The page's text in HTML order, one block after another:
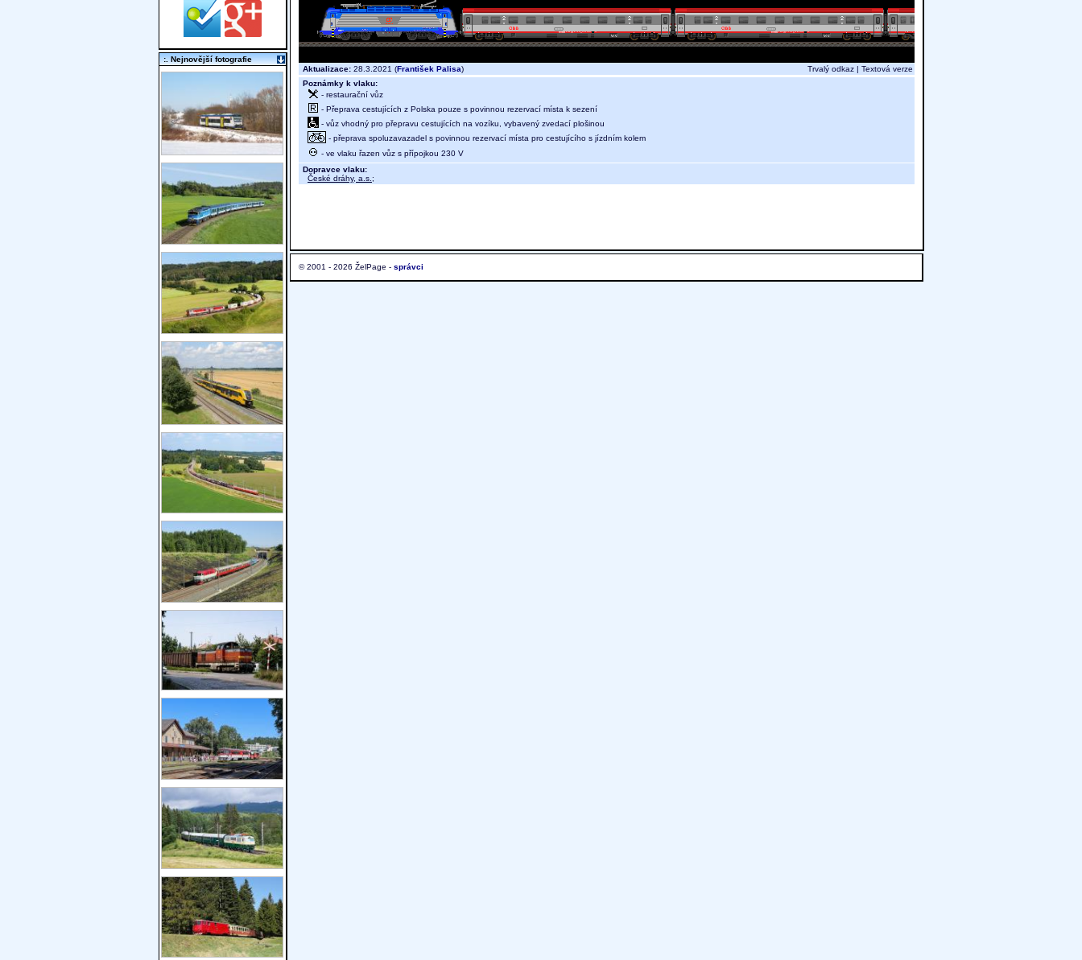
Aktualizace: 28.3.2021 (František Palisa) Trvalý odkaz | Textová verze
Poznámky k vlaku:
- restaurační vůz
- Přeprava cestujících z Polska pouze s povinnou rezervací místa k sezení
- vůz vhodný pro přepravu cestujících na vozíku, vybavený zvedací plošinou
- přeprava spoluzavazadel s povinnou rezervací místa pro cestujícího s jízdním kolem
- ve vlaku řazen vůz s přípojkou 230 V
Dopravce vlaku:
České dráhy, a.s. ;
© 2001 - 2026 ŽelPage - správci
:. Nejnovější fotografie